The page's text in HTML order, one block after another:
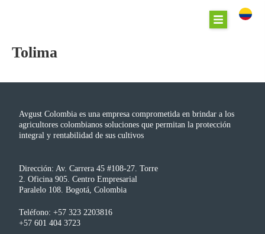
Tolima
Avgust Colombia es una empresa comprometida en brindar a los
agricultores colombianos soluciones que permitan la protección
integral y rentabilidad de sus cultivos
Dirección: Av. Carrera 45 #108-27. Torre
2. Oficina 905. Centro Empresarial
Paralelo 108. Bogotá, Colombia
Teléfono: +57 323 2203816
+57 601 404 3723